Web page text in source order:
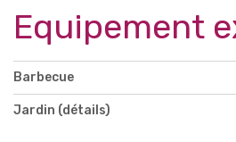
Equipement
Barbecue
Jardin (détails)